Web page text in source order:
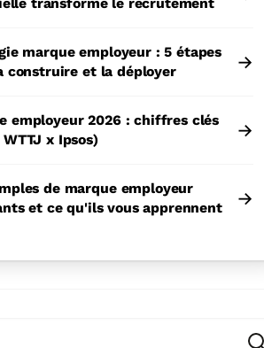
marque employeur : 5 étapes
construire et la déployer
→
employeur 2026 : chiffres clés
x Ipsos)
→
de marque employeur
et ce qu'ils vous apprennent
→
de recherche automatique.